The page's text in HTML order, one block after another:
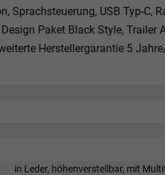
Sprachsteuerung, USB Typ-C,
Paket Black Style, Trailer
Herstellergarantie 5
in Leder, höhenverstellbar, mit